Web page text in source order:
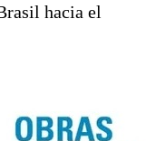
hacia el